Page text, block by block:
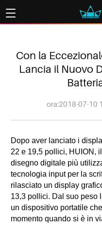
Con la
Lancia il Nuovo
ora:2018-07-10
Dopo aver lanciato i
22 e 19,5 pollici, HUION,
disegno digitale più
tecnologia input per la
rilasciato un display
13,3 pollici. Dal suo peso
un dispositivo portatile
momento quando si è in